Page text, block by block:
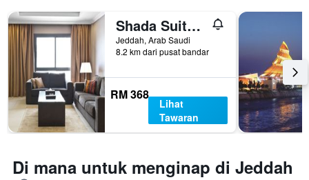
Shada Suites - Zahra
Jeddah, Arab Saudi
8.2 km dari pusat bandar
RM 368
Lihat
Tawaran
Di mana untuk menginap di Jeddah